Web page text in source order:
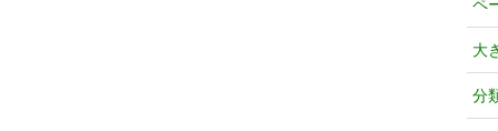
ペ
大
分